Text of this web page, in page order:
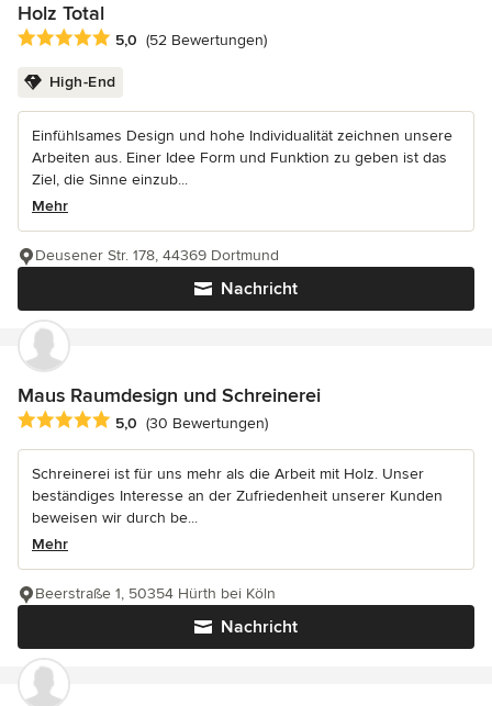
Holz Total
Durchschnittliche Bewertung: 5 von 5 Sternen
5,0 (52 Bewertungen)
High-End
Einfühlsames Design und hohe Individualität zeichnen unsere
Arbeiten aus. Einer Idee Form und Funktion zu geben ist das
Ziel, die Sinne einzub...
Mehr
Nachricht
Deusener Str. 178, 44369 Dortmund
Maus Raumdesign und Schreinerei
Durchschnittliche Bewertung: 5 von 5 Sternen
5,0 (30 Bewertungen)
Schreinerei ist für uns mehr als die Arbeit mit Holz. Unser
beständiges Interesse an der Zufriedenheit unserer Kunden
beweisen wir durch be...
Mehr
Nachricht
Beerstraße 1, 50354 Hürth bei Köln